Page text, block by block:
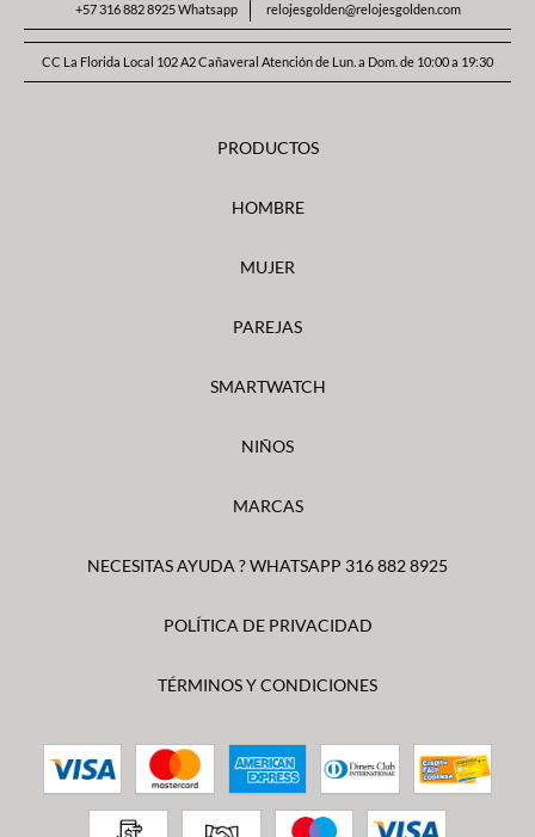
+57 316 882 8925 Whatsapp relojesgolden@relojesgolden.com
CC La Florida Local 102 A2 Cañaveral Atención de Lun. a Dom. de 10:00 a 19:30
PRODUCTOS
HOMBRE
MUJER
PAREJAS
SMARTWATCH
NIÑOS
MARCAS
NECESITAS AYUDA ? WHATSAPP 316 882 8925
POLÍTICA DE PRIVACIDAD
TÉRMINOS Y CONDICIONES